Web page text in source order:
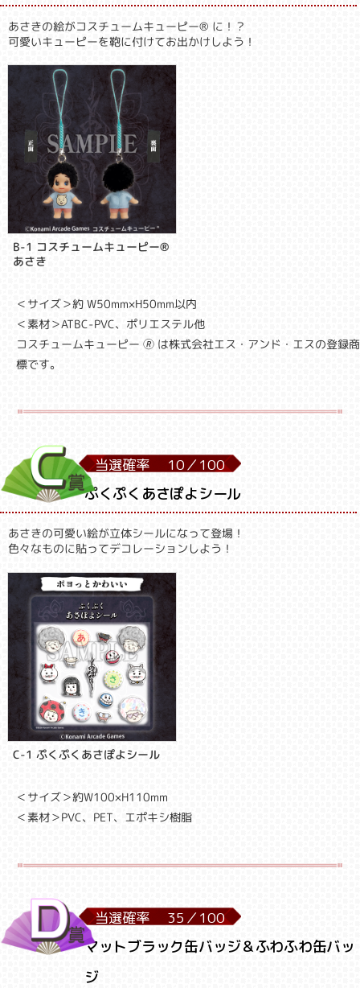
あさきの絵がコスチュームキューピー® に！？
可愛いキューピーを鞄に付けてお出かけしよう！
B-1 コスチュームキューピー®
あさき
＜サイズ＞約 W50mm×H50mm以内
＜素材＞ATBC-PVC、ポリエステル他
コスチュームキューピー 🄬 は株式会社エス・アンド・エスの登録商
標です。
当選確率 10／100
ぷくぷくあさぽよシール
あさきの可愛い絵が立体シールになって登場！
色々なものに貼ってデコレーションしよう！
C-1 ぷくぷくあさぽよシール
＜サイズ＞約W100×H110mm
＜素材＞PVC、PET、エポキシ樹脂
当選確率 35／100
マットブラック缶バッジ＆ふわふわ缶バッ
ジ